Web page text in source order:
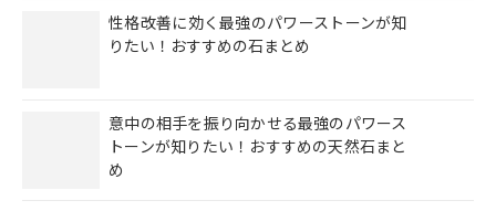
性格改善に効く最強のパワーストーンが知
りたい！おすすめの石まとめ
意中の相手を振り向かせる最強のパワース
トーンが知りたい！おすすめの天然石まと
め